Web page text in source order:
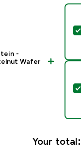
-
Wafer
Your total: